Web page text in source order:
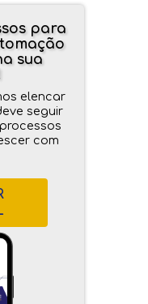
para
sua
elencar
seguir
com